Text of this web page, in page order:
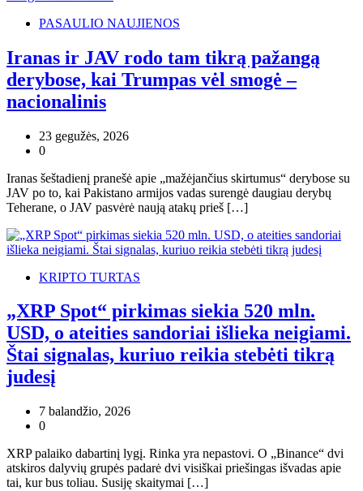
PASAULIO NAUJIENOS
Iranas ir JAV rodo tam tikrą pažangą
derybose, kai Trumpas vėl smogė –
nacionalinis
23 gegužės, 2026
0
Iranas šeštadienį pranešė apie „mažėjančius skirtumus“ derybose su
JAV po to, kai Pakistano armijos vadas surengė daugiau derybų
Teherane, o JAV pasvėrė naują atakų prieš […]
KRIPTO TURTAS
„XRP Spot“ pirkimas siekia 520 mln.
USD, o ateities sandoriai išlieka neigiami.
Štai signalas, kuriuo reikia stebėti tikrą
judesį
7 balandžio, 2026
0
XRP palaiko dabartinį lygį. Rinka yra nepastovi. O „Binance“ dvi
atskiros dalyvių grupės padarė dvi visiškai priešingas išvadas apie
tai, kur bus toliau. Susiję skaitymai […]